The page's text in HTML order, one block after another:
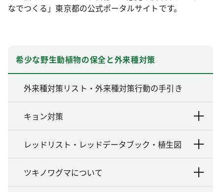
なでつくる」東京都の公式ポータルサイトです。
希少な野生動植物の保全と外来種対策
外来種対策リスト・外来種対策行動の手引き
キョン対策
レッドリスト・レッドデータブック・植生図
ツキノワグマについて